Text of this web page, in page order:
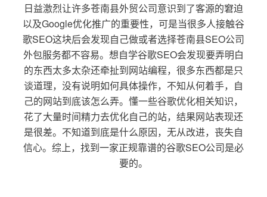
日益激烈让许多苍南县外贸公司意识到了客源的窘迫
以及Google优化推广的重要性，可是当很多人接触谷
歌SEO这块后会发现自己做或者选择苍南县SEO公司
外包服务都不容易。想自学谷歌SEO会发现要弄明白
的东西太多太杂还牵扯到网站编程，很多东西都是只
谈道理，没有说明如何具体操作，不知从何着手，自
己的网站到底该怎么弄。懂一些谷歌优化相关知识，
花了大量时间精力去优化自己的站，结果网站表现还
是很差。不知道到底是什么原因，无从改进，丧失自
信心。综上，找到一家正规靠谱的谷歌SEO公司是必
要的。